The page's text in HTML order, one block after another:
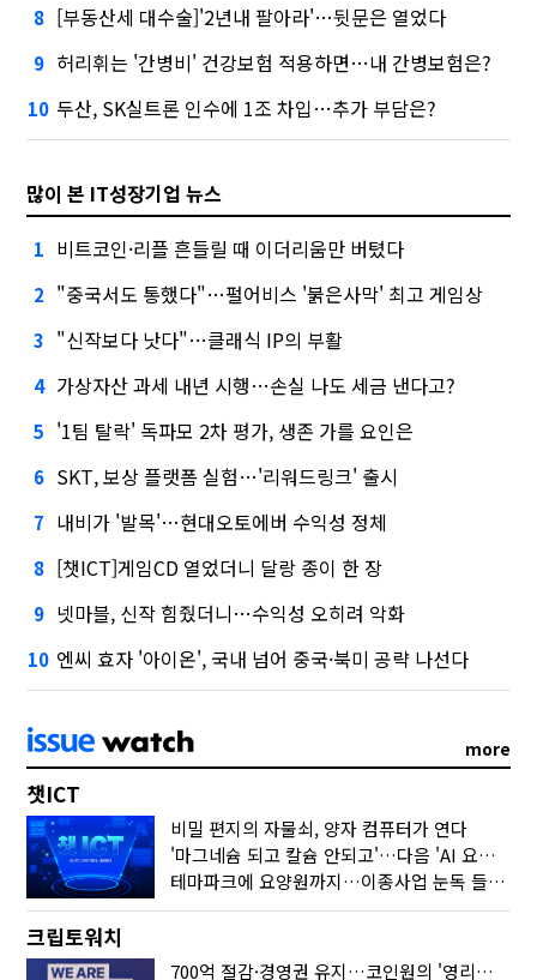
8 [부동산세 대수술]'2년내 팔아라'…뒷문은 열었다
9 허리휘는 '간병비' 건강보험 적용하면…내 간병보험은?
10 두산, SK실트론 인수에 1조 차입…추가 부담은?
많이 본 IT성장기업 뉴스
1 비트코인·리플 흔들릴 때 이더리움만 버텼다
2 "중국서도 통했다"…펄어비스 '붉은사막' 최고 게임상
3 "신작보다 낫다"…클래식 IP의 부활
4 가상자산 과세 내년 시행…손실 나도 세금 낸다고?
5 '1팀 탈락' 독파모 2차 평가, 생존 가를 요인은
6 SKT, 보상 플랫폼 실험…'리워드링크' 출시
7 내비가 '발목'…현대오토에버 수익성 정체
8 [챗ICT]게임CD 열었더니 달랑 종이 한 장
9 넷마블, 신작 힘줬더니…수익성 오히려 악화
10 엔씨 효자 '아이온', 국내 넘어 중국·북미 공략 나선다
more
챗ICT
비밀 편지의 자물쇠, 양자 컴퓨터가 연다
'마그네슘 되고 칼슘 안되고'…다음 'AI 요약' 갈 길은
테마파크에 요양원까지…이종사업 눈독 들이는 게임사
크립토워치
700억 절감·경영권 유지…코인원의 '영리한 딜'